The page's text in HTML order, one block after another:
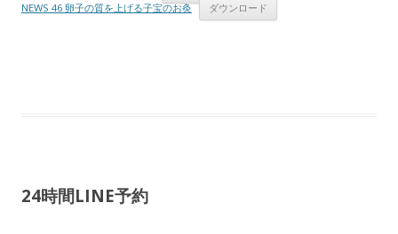
NEWS 46 卵子の質を上げる子宝のお灸
ダウンロード
24時間LINE予約